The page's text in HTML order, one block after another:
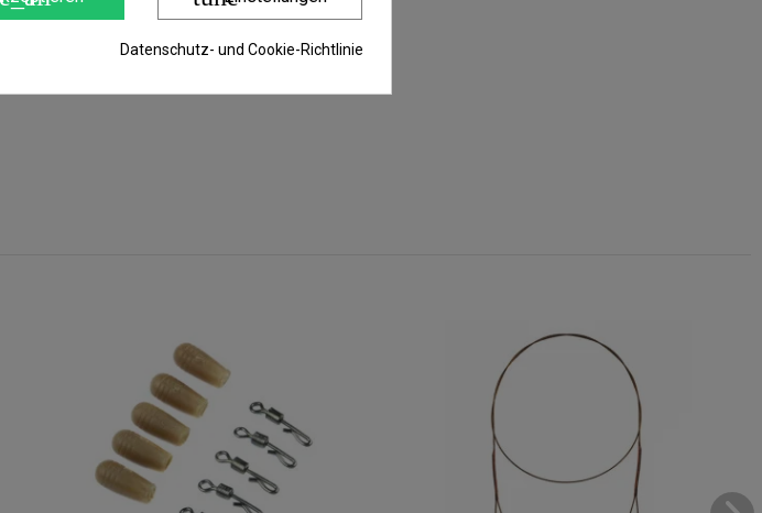
Datenschutz- und Cookie-Richtlinie